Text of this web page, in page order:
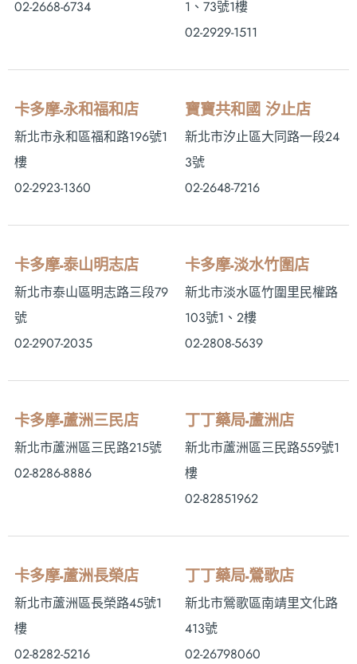
02-2668-6734
1、73號1樓
02-2929-1511
卡多摩-永和福和店
新北市永和區福和路196號1
樓
02-2923-1360
寶寶共和國 汐止店
新北市汐止區大同路一段24
3號
02-2648-7216
卡多摩-泰山明志店
新北市泰山區明志路三段79
號
02-2907-2035
卡多摩-淡水竹圍店
新北市淡水區竹圍里民權路
103號1、2樓
02-2808-5639
卡多摩-蘆洲三民店
新北市蘆洲區三民路215號
02-8286-8886
丁丁藥局-蘆洲店
新北市蘆洲區三民路559號1
樓
02-82851962
卡多摩-蘆洲長榮店
新北市蘆洲區長榮路45號1
樓
02-8282-5216
丁丁藥局-鶯歌店
新北市鶯歌區南靖里文化路
413號
02-26798060